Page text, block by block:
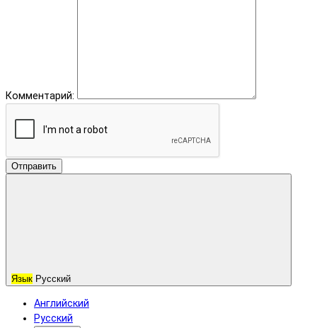
Комментарий:
Отправить
Язык Русский
Английский
Русский